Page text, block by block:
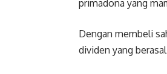
primadona yang
Dengan membeli
dividen yang